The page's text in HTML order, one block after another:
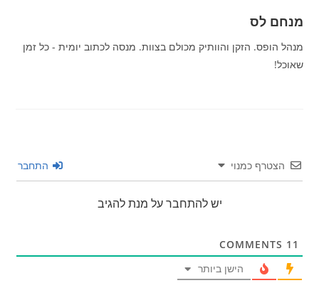
מנחם לס
מנהל הופס. הזקן והוותיק מכולם בצוות. מנסה לכתוב יומית - כל זמן
שאוכל!
הצטרף כמנוי התחבר
יש להתחבר על מנת להגיב
11
הישן ביותר